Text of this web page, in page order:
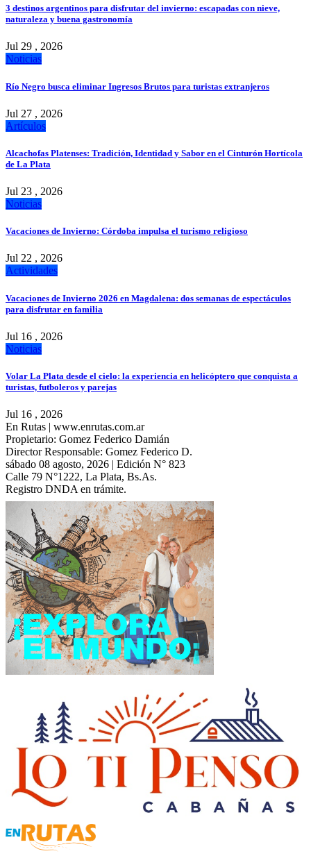
3 destinos argentinos para disfrutar del invierno: escapadas con nieve,
naturaleza y buena gastronomía
Jul 29 , 2026
Noticias
Río Negro busca eliminar Ingresos Brutos para turistas extranjeros
Jul 27 , 2026
Artículos
Alcachofas Platenses: Tradición, Identidad y Sabor en el Cinturón Hortícola
de La Plata
Jul 23 , 2026
Noticias
Vacaciones de Invierno: Córdoba impulsa el turismo religioso
Jul 22 , 2026
Actividades
Vacaciones de Invierno 2026 en Magdalena: dos semanas de espectáculos
para disfrutar en familia
Jul 16 , 2026
Noticias
Volar La Plata desde el cielo: la experiencia en helicóptero que conquista a
turistas, futboleros y parejas
Jul 16 , 2026
En Rutas | www.enrutas.com.ar
Propietario: Gomez Federico Damián
Director Responsable: Gomez Federico D.
sábado 08 agosto, 2026 | Edición N° 823
Calle 79 N°1222, La Plata, Bs.As.
Registro DNDA en trámite.